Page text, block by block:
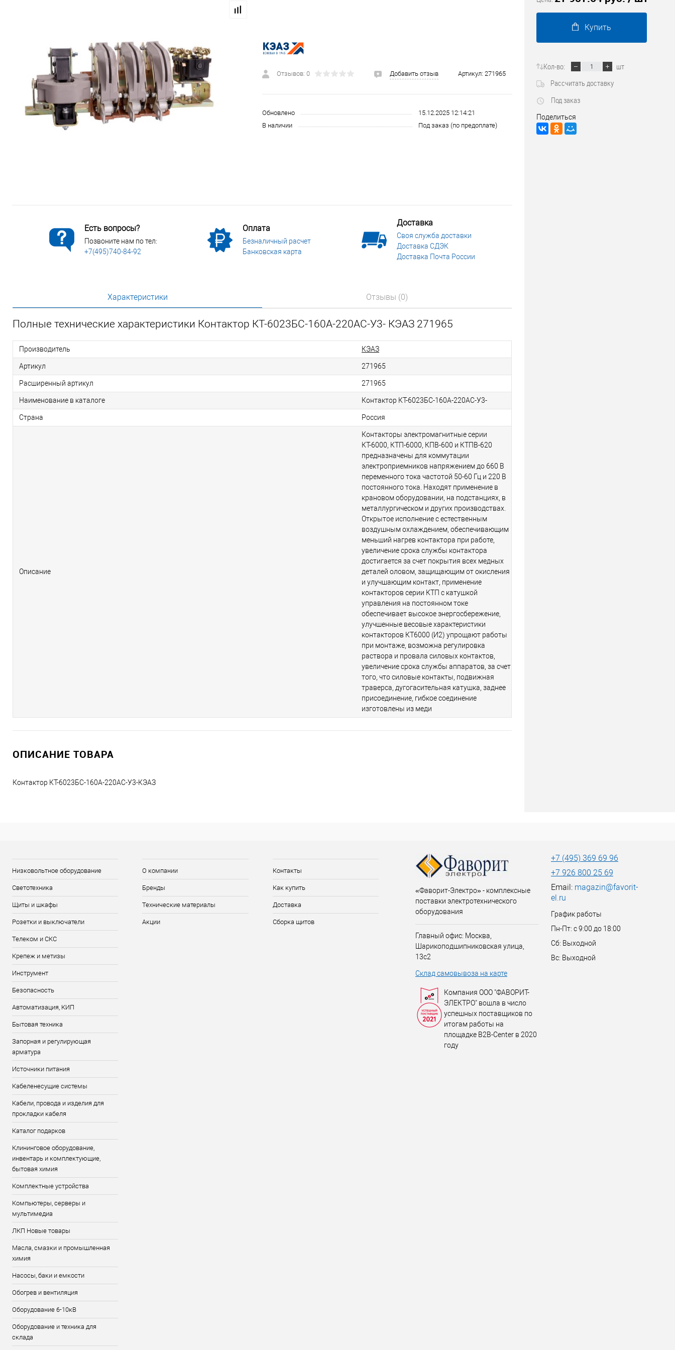
Спецодежда и СИЗ
Отзывов: 0 Добавить отзыв Артикул: 271965
Обновлено
15.12.2025 12:14:21
В наличии
Под заказ (по предоплате)
Есть вопросы?
Позвоните нам по тел:
+7(495)740-84-92
Оплата
Безналичный расчет
Банковская карта
Доставка
Своя служба доставки
Доставка СДЭК
Доставка Почта России
Характеристики Отзывы (0)
Полные технические характеристики Контактор КТ-6023БС-160А-220AC-У3- КЭАЗ 271965
Производитель КЭАЗ
Артикул 271965
Расширенный артикул 271965
Наименование в каталоге Контактор КТ-6023БС-160А-220AC-У3-
Страна Россия
Описание
Контакторы электромагнитные серии
КТ-6000, КТП-6000, КПВ-600 и КТПВ-620
предназначены для коммутации
электроприемников напряжением до 660 В
переменного тока частотой 50-60 Гц и 220 В
постоянного тока. Находят применение в
крановом оборудовании, на подстанциях, в
металлургическом и других производствах.
Открытое исполнение с естественным
воздушным охлаждением, обеспечивающим
меньший нагрев контактора при работе,
увеличение срока службы контактора
достигается за счет покрытия всех медных
деталей оловом, защищающим от окисления
и улучшающим контакт, применение
контакторов серии КТП с катушкой
управления на постоянном токе
обеспечивает высокое энергосбережение,
улучшенные весовые характеристики
контакторов КТ6000 (И2) упрощают работы
при монтаже, возможна регулировка
раствора и провала силовых контактов,
увеличение срока службы аппаратов, за счет
того, что силовые контакты, подвижная
траверса, дугогасительная катушка, заднее
присоединение, гибкое соединение
изготовлены из меди
ОПИСАНИЕ ТОВАРА
Контактор КТ-6023БС-160А-220AC-У3-КЭАЗ
Купить
Кол-во:
шт
Рассчитать доставку
Под заказ
Поделиться
Низковольтное оборудование
Светотехника
Щиты и шкафы
Розетки и выключатели
Телеком и СКС
Крепеж и метизы
Инструмент
Безопасность
Автоматизация, КИП
Бытовая техника
Запорная и регулирующая
арматура
Источники питания
Кабеленесущие системы
Кабели, провода и изделия для
прокладки кабеля
Каталог подарков
Клининговое оборудование,
инвентарь и комплектующие,
бытовая химия
Комплектные устройства
Компьютеры, серверы и
мультимедиа
ЛКП Новые товары
Масла, смазки и промышленная
химия
Насосы, баки и емкости
Обогрев и вентиляция
Оборудование 6-10кВ
Оборудование и техника для
склада
О компании
Бренды
Технические материалы
Акции
Контакты
Как купить
Доставка
Сборка щитов
«Фаворит-Электро» - комплексные
поставки электротехнического
оборудования
Главный офис: Москва,
Шарикоподшипниковская улица,
13с2
Склад самовывоза на карте
Компания ООО "ФАВОРИТ-
ЭЛЕКТРО" вошла в число
успешных поставщиков по
итогам работы на
площадке B2B-Center в 2020
году
+7 (495) 369 69 96
+7 926 800 25 69
Email: magazin@favorit-
el.ru
График работы
Пн-Пт: с 9:00 до 18:00
Сб: Выходной
Вс: Выходной